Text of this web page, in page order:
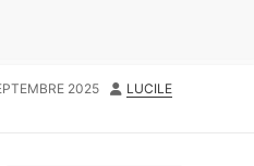
2025 AUTHOR
LUCILE